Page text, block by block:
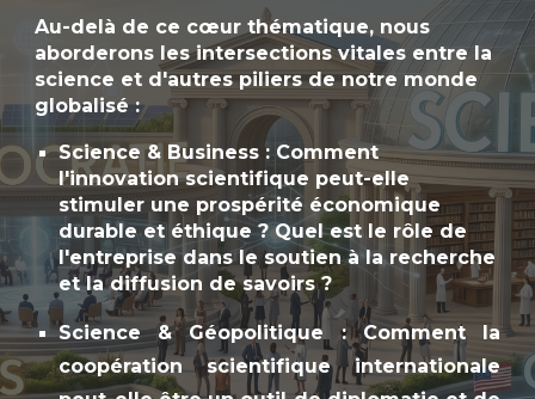
Au-delà de ce cœur thématique, nous
aborderons les intersections vitales entre la
science et d'autres piliers de notre monde
globalisé :
Science & Business : Comment
l'innovation scientifique peut-elle
stimuler une prospérité économique
durable et éthique ? Quel est le rôle de
l'entreprise dans le soutien à la recherche
et la diffusion de savoirs ?
Science & Géopolitique : Comment la
coopération scientifique internationale